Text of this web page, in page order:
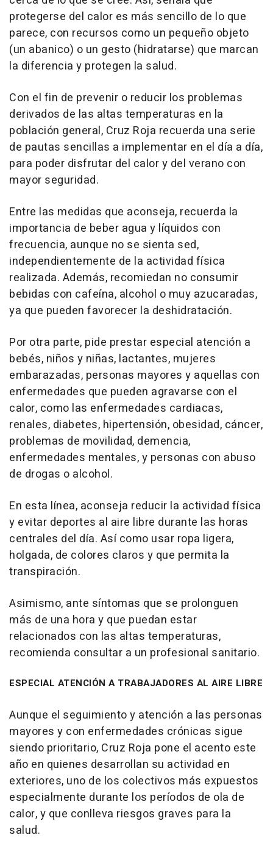
protegerse del calor es más sencillo de lo que
parece, con recursos como un pequeño objeto
(un abanico) o un gesto (hidratarse) que marcan
la diferencia y protegen la salud.
Con el fin de prevenir o reducir los problemas
derivados de las altas temperaturas en la
población general, Cruz Roja recuerda una serie
de pautas sencillas a implementar en el día a día,
para poder disfrutar del calor y del verano con
mayor seguridad.
Entre las medidas que aconseja, recuerda la
importancia de beber agua y líquidos con
frecuencia, aunque no se sienta sed,
independientemente de la actividad física
realizada. Además, recomiedan no consumir
bebidas con cafeína, alcohol o muy azucaradas,
ya que pueden favorecer la deshidratación.
Por otra parte, pide prestar especial atención a
bebés, niños y niñas, lactantes, mujeres
embarazadas, personas mayores y aquellas con
enfermedades que pueden agravarse con el
calor, como las enfermedades cardiacas,
renales, diabetes, hipertensión, obesidad, cáncer,
problemas de movilidad, demencia,
enfermedades mentales, y personas con abuso
de drogas o alcohol.
En esta línea, aconseja reducir la actividad física
y evitar deportes al aire libre durante las horas
centrales del día. Así como usar ropa ligera,
holgada, de colores claros y que permita la
transpiración.
Asimismo, ante síntomas que se prolonguen
más de una hora y que puedan estar
relacionados con las altas temperaturas,
recomienda consultar a un profesional sanitario.
ESPECIAL ATENCIÓN A TRABAJADORES AL AIRE LIBRE
Aunque el seguimiento y atención a las personas
mayores y con enfermedades crónicas sigue
siendo prioritario, Cruz Roja pone el acento este
año en quienes desarrollan su actividad en
exteriores, uno de los colectivos más expuestos
especialmente durante los períodos de ola de
calor, y que conlleva riesgos graves para la
salud.